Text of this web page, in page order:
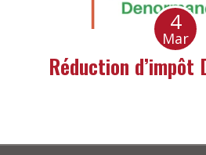
4
Mar
Réduction d’impôt